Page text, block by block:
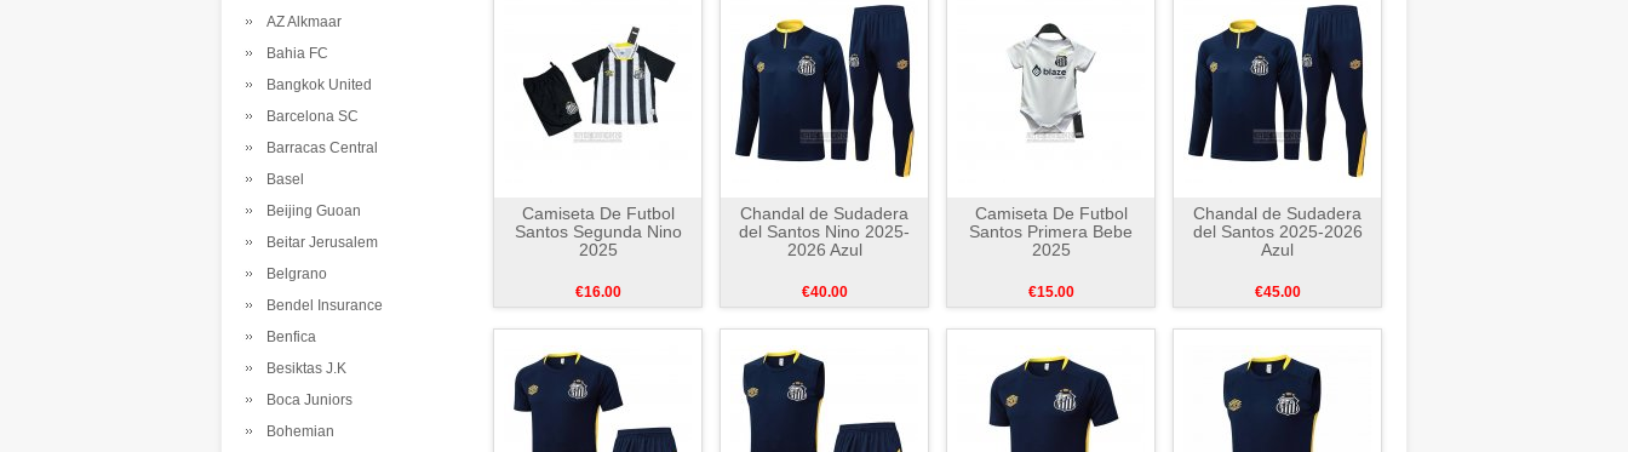
AZ Alkmaar
Bahia FC
Bangkok United
Barcelona SC
Barracas Central
Basel
Beijing Guoan
Beitar Jerusalem
Belgrano
Bendel Insurance
Benfica
Besiktas J.K
Boca Juniors
Bohemian
Camiseta De Futbol
Santos Segunda Nino
2025
€16.00
Chandal de Sudadera
del Santos Nino 2025-
2026 Azul
€40.00
Camiseta De Futbol
Santos Primera Bebe
2025
€15.00
Chandal de Sudadera
del Santos 2025-2026
Azul
€45.00